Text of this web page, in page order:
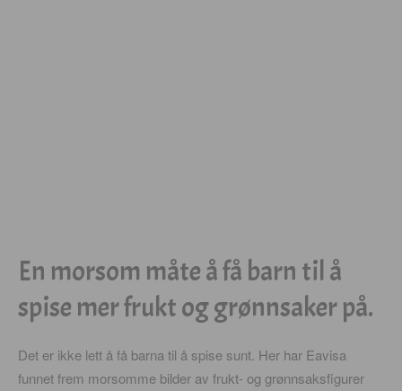
En morsom måte å få barn til å
spise mer frukt og grønnsaker på.
Det er ikke lett å få barna til å spise sunt. Her har Eavisa
funnet frem morsomme bilder av frukt- og grønnsaksfigurer